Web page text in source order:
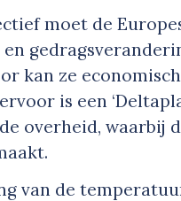
moet de
kan ze
is een
overheid, waarbij
van de